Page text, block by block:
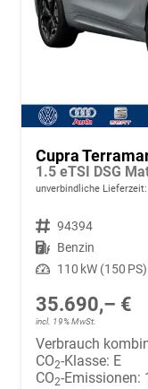
Cupra
unverbindliche Lieferzeit:
Fahrzeugnr. 94394
Kraftstoff Benzin
Leistung 110 kW (150 PS)
35.690,– €
incl. 19% MwSt.
Verbrauch
CO2-Klasse: E
CO2-Emissionen: